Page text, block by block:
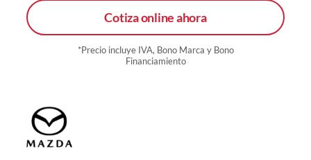
Cotiza online ahora
*Precio incluye IVA, Bono Marca y Bono
Financiamiento